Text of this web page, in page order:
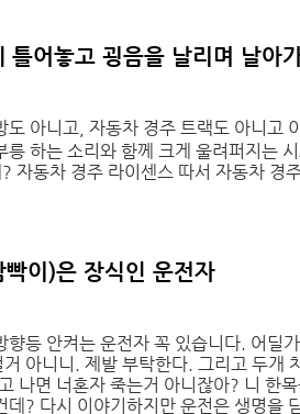
틀어놓고 굉음을 날리며 날아
도 아니고, 자동차 경주 트랙도 아니고
릉 하는 소리와 함께 크게 울려퍼지는
자동차 경주 라이센스 따서 자동차 경
이)은 장식인 운전자
향등 안켜는 운전자 꼭 있습니다. 어딜
아니니. 제발 부탁한다. 그리고 두개
나면 너혼자 죽는거 아니잖아? 니 한
데? 다시 이야기하지만 운전은 생명을